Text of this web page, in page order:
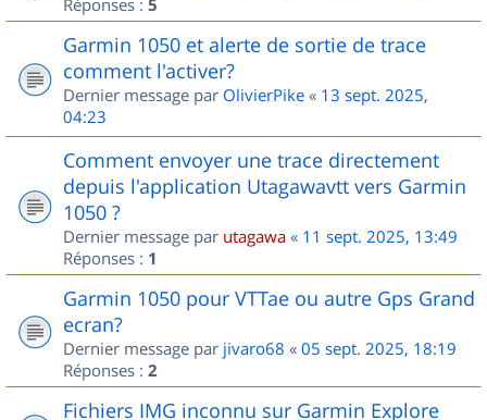
5
Garmin 1050 et alerte de sortie de trace
comment l'activer?
Dernier message par OlivierPike « 13 sept. 2025,
04:23
Comment envoyer une trace directement
depuis l'application Utagawavtt vers Garmin
1050 ?
Dernier message par utagawa « 11 sept. 2025, 13:49
Réponses : 1
Garmin 1050 pour VTTae ou autre Gps Grand
ecran?
Dernier message par jivaro68 « 05 sept. 2025, 18:19
Réponses : 2
Fichiers IMG inconnu sur Garmin Explore